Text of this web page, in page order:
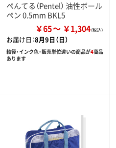
ぺんてる（Pentel） 油性ボール
ペン 0.5mm BKL5
￥65 ￥1,304
お届け日：8月9日（日）
軸径・インク色・販売単位違いの商品が4商品
あります